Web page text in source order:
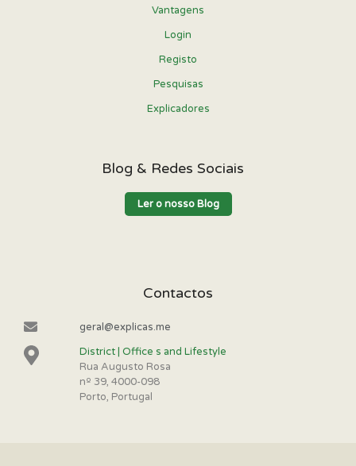
Vantagens
Login
Registo
Pesquisas
Explicadores
Blog & Redes Sociais
Ler o nosso Blog
Contactos
geral@explicas.me
District | Office s and Lifestyle
Rua Augusto Rosa
nº 39, 4000-098
Porto, Portugal